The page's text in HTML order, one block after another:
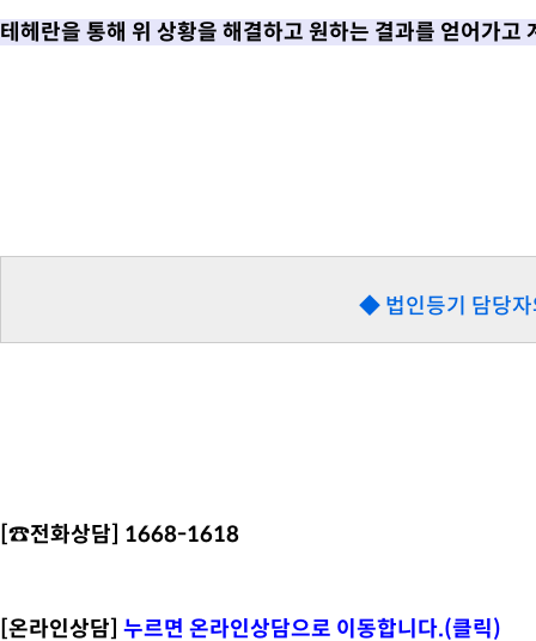
테헤란을 통해 위 상황을 해결하고 원하는 결과를 얻어가고
◆ 법인등기 담당자
[☎️전화상담] 1668-1618
[온라인상담] 누르면 온라인상담으로 이동합니다.(클릭)